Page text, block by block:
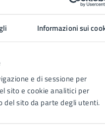
Informazioni sui
e di sessione per
sito e cookie analitici per
del sito da parte degli utenti.